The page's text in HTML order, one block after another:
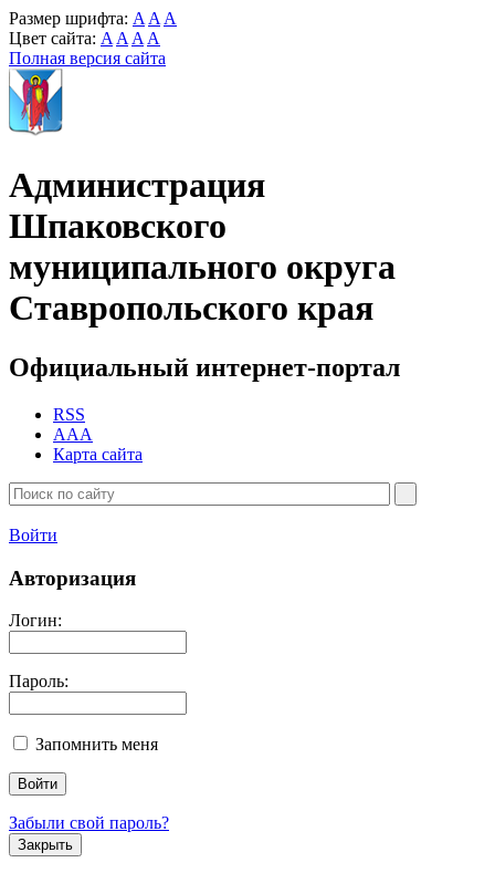
Размер шрифта: A A A
Цвет сайта: A A A A
Полная версия сайта
Администрация
Шпаковского
муниципального округа
Ставропольского края
Официальный интернет-портал
RSS
AAA
Карта сайта
Войти
Авторизация
Логин:
Пароль:
Запомнить меня
Забыли свой пароль?
Закрыть